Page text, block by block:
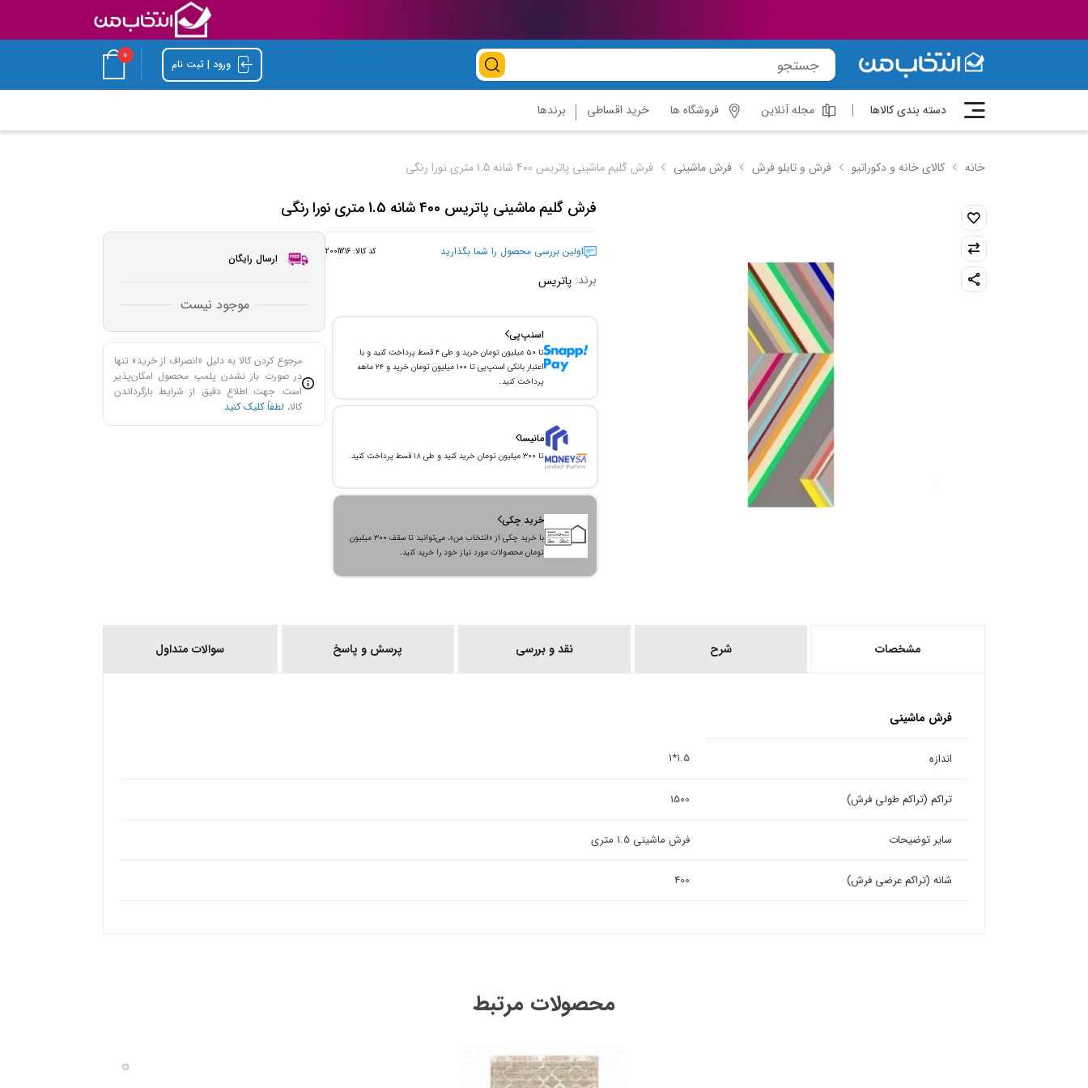
ورود | ثبت نام
0
دسته بندی کالاها مجله آنلاین فروشگاه ها خرید اقساطی برندها
خانه کالای خانه و دکوراتیو فرش و تابلو فرش فرش ماشینی فرش گلیم ماشینی پاتريس 400 شانه 1.5 متری نورا رنگي
فرش گلیم ماشینی پاتريس 400 شانه 1.5 متری نورا رنگي
اولین بررسی محصول را شما بگذارید کد کالا: 20011216
برند: پاتریس
اسنپ‌پی
تا ۵۰ میلیون تومان خرید و طی ۴ قسط پرداخت کنید و با
اعتبار بانکی اسنپ‌پی تا ۱۰۰ میلیون تومان خرید و ۲۴ ماهه
پرداخت کنید.
مانیسا
تا ۳۰۰ میلیون تومان خرید کنید و طی ۱۸ قسط پرداخت کنید.
خرید چکی
با خرید چکی از «انتخاب من»، می‌توانید تا سقف ۳۰۰ میلیون
تومان محصولات مورد نیاز خود را خرید کنید.
ارسال رایگان
موجود نیست
مرجوع کردن کالا به دلیل «انصراف از خرید» تنها
در صورت باز نشدن پلمپ محصول امکان‌پذیر
است. جهت اطلاع دقیق از شرایط بازگرداندن
کالا، لطفاً کلیک کنید.
مشخصات شرح نقد و بررسی پرسش و پاسخ سوالات متداول
فرش ماشینی
اندازه 1.5*1
تراکم (تراکم طولی فرش) 1500
سایر توضیحات فرش ماشینی 1.5 متری
شانه (تراکم عرضی فرش) 400
محصولات مرتبط